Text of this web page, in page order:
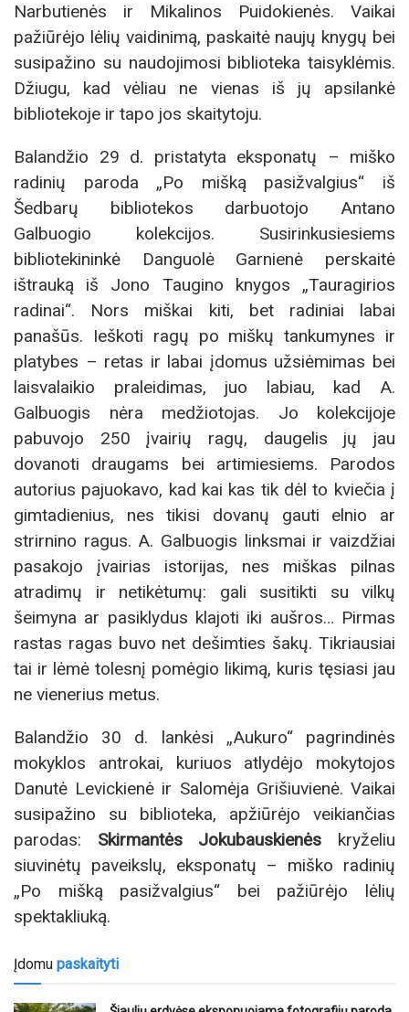
Narbutienės ir Mikalinos Puidokienės. Vaikai
pažiūrėjo lėlių vaidinimą, paskaitė naujų knygų bei
susipažino su naudojimosi biblioteka taisyklėmis.
Džiugu, kad vėliau ne vienas iš jų apsilankė
bibliotekoje ir tapo jos skaitytoju.
Balandžio 29 d. pristatyta eksponatų – miško
radinių paroda „Po mišką pasižvalgius“ iš
Šedbarų bibliotekos darbuotojo Antano
Galbuogio kolekcijos. Susirinkusiesiems
bibliotekininkė Danguolė Garnienė perskaitė
ištrauką iš Jono Taugino knygos „Tauragirios
radinai“. Nors miškai kiti, bet radiniai labai
panašūs. Ieškoti ragų po miškų tankumynes ir
platybes – retas ir labai įdomus užsiėmimas bei
laisvalaikio praleidimas, juo labiau, kad A.
Galbuogis nėra medžiotojas. Jo kolekcijoje
pabuvojo 250 įvairių ragų, daugelis jų jau
dovanoti draugams bei artimiesiems. Parodos
autorius pajuokavo, kad kai kas tik dėl to kviečia į
gimtadienius, nes tikisi dovanų gauti elnio ar
strirnino ragus. A. Galbuogis linksmai ir vaizdžiai
pasakojo įvairias istorijas, nes miškas pilnas
atradimų ir netikėtumų: gali susitikti su vilkų
šeimyna ar pasiklydus klajoti iki aušros… Pirmas
rastas ragas buvo net dešimties šakų. Tikriausiai
tai ir lėmė tolesnį pomėgio likimą, kuris tęsiasi jau
ne vienerius metus.
Balandžio 30 d. lankėsi „Aukuro“ pagrindinės
mokyklos antrokai, kuriuos atlydėjo mokytojos
Danutė Levickienė ir Salomėja Grišiuvienė. Vaikai
susipažino su biblioteka, apžiūrėjo veikiančias
parodas: Skirmantės Jokubauskienės kryželiu
siuvinėtų paveikslų, eksponatų – miško radinių
„Po mišką pasižvalgius“ bei pažiūrėjo lėlių
spektakliuką.
Įdomu paskaityti